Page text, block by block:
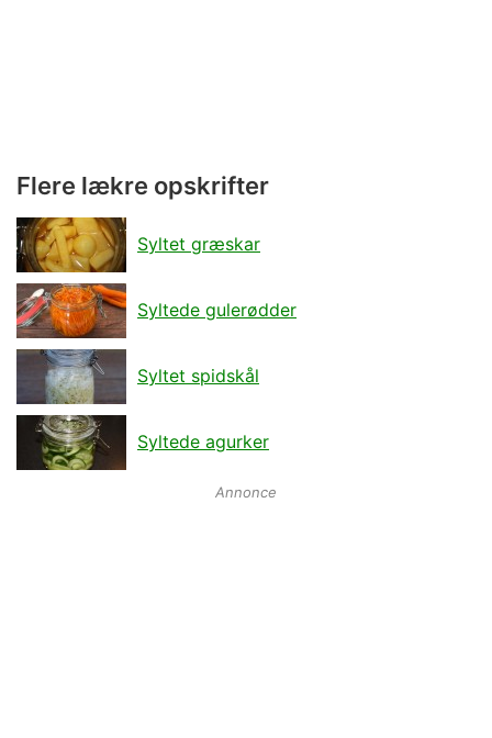
Flere lækre opskrifter
Syltet græskar
Syltede gulerødder
Syltet spidskål
Syltede agurker
Annonce